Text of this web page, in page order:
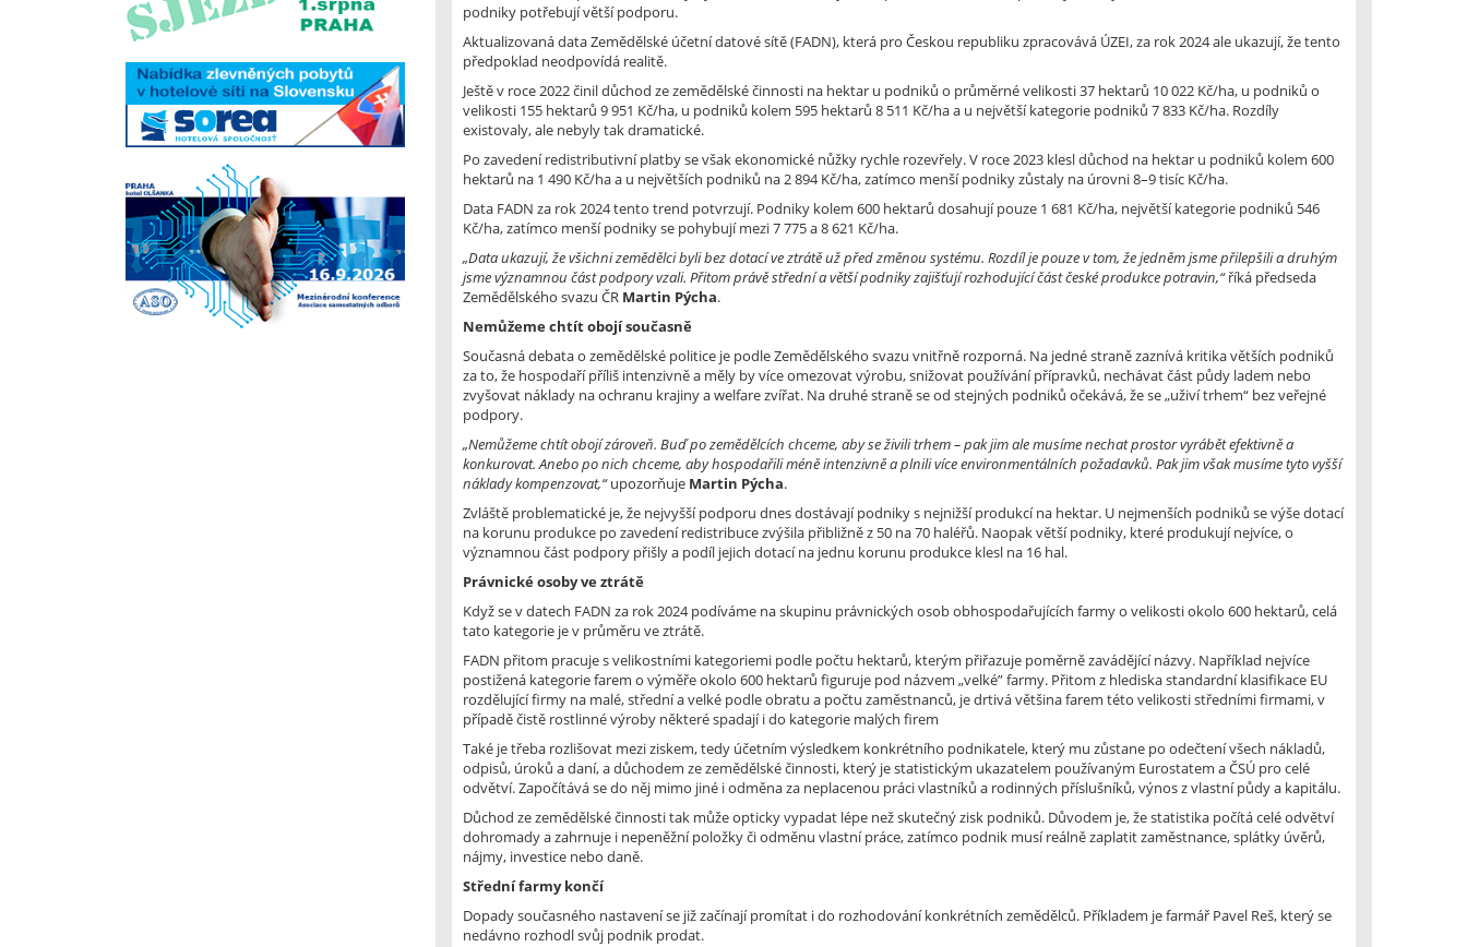
podniky potřebují větší podporu.
Aktualizovaná data Zemědělské účetní datové sítě (FADN), která pro Českou republiku zpracovává ÚZEI, za rok 2024 ale ukazují, že tento
předpoklad neodpovídá realitě.
Ještě v roce 2022 činil důchod ze zemědělské činnosti na hektar u podniků o průměrné velikosti 37 hektarů 10 022 Kč/ha, u podniků o
velikosti 155 hektarů 9 951 Kč/ha, u podniků kolem 595 hektarů 8 511 Kč/ha a u největší kategorie podniků 7 833 Kč/ha. Rozdíly
existovaly, ale nebyly tak dramatické.
Po zavedení redistributivní platby se však ekonomické nůžky rychle rozevřely. V roce 2023 klesl důchod na hektar u podniků kolem 600
hektarů na 1 490 Kč/ha a u největších podniků na 2 894 Kč/ha, zatímco menší podniky zůstaly na úrovni 8–9 tisíc Kč/ha.
Data FADN za rok 2024 tento trend potvrzují. Podniky kolem 600 hektarů dosahují pouze 1 681 Kč/ha, největší kategorie podniků 546
Kč/ha, zatímco menší podniky se pohybují mezi 7 775 a 8 621 Kč/ha.
„Data ukazují, že všichni zemědělci byli bez dotací ve ztrátě už před změnou systému. Rozdíl je pouze v tom, že jedněm jsme přilepšili a druhým
jsme významnou část podpory vzali. Přitom právě střední a větší podniky zajišťují rozhodující část české produkce potravin,“říká předseda
Zemědělského svazu ČR Martin Pýcha.
Nemůžeme chtít obojí současně
Současná debata o zemědělské politice je podle Zemědělského svazu vnitřně rozporná. Na jedné straně zaznívá kritika větších podniků
za to, že hospodaří příliš intenzivně a měly by více omezovat výrobu, snižovat používání přípravků, nechávat část půdy ladem nebo
zvyšovat náklady na ochranu krajiny a welfare zvířat. Na druhé straně se od stejných podniků očekává, že se „uživí trhem“ bez veřejné
podpory.
„Nemůžeme chtít obojí zároveň. Buď po zemědělcích chceme, aby se živili trhem – pak jim ale musíme nechat prostor vyrábět efektivně a
konkurovat. Anebo po nich chceme, aby hospodařili méně intenzivně a plnili více environmentálních požadavků. Pak jim však musíme tyto vyšší
náklady kompenzovat,“upozorňuje Martin Pýcha.
Zvláště problematické je, že nejvyšší podporu dnes dostávají podniky s nejnižší produkcí na hektar. U nejmenších podniků se výše dotací
na korunu produkce po zavedení redistribuce zvýšila přibližně z 50 na 70 haléřů. Naopak větší podniky, které produkují nejvíce, o
významnou část podpory přišly a podíl jejich dotací na jednu korunu produkce klesl na 16 hal.
Právnické osoby ve ztrátě
Když se v datech FADN za rok 2024 podíváme na skupinu právnických osob obhospodařujících farmy o velikosti okolo 600 hektarů, celá
tato kategorie je v průměru ve ztrátě.
FADN přitom pracuje s velikostními kategoriemi podle počtu hektarů, kterým přiřazuje poměrně zavádějící názvy. Například nejvíce
postižená kategorie farem o výměře okolo 600 hektarů figuruje pod názvem „velké” farmy. Přitom z hlediska standardní klasifikace EU
rozdělující firmy na malé, střední a velké podle obratu a počtu zaměstnanců, je drtivá většina farem této velikosti středními firmami, v
případě čistě rostlinné výroby některé spadají i do kategorie malých firem
Také je třeba rozlišovat mezi ziskem, tedy účetním výsledkem konkrétního podnikatele, který mu zůstane po odečtení všech nákladů,
odpisů, úroků a daní, a důchodem ze zemědělské činnosti, který je statistickým ukazatelem používaným Eurostatem a ČSÚ pro celé
odvětví. Započítává se do něj mimo jiné i odměna za neplacenou práci vlastníků a rodinných příslušníků, výnos z vlastní půdy a kapitálu.
Důchod ze zemědělské činnosti tak může opticky vypadat lépe než skutečný zisk podniků. Důvodem je, že statistika počítá celé odvětví
dohromady a zahrnuje i nepeněžní položky či odměnu vlastní práce, zatímco podnik musí reálně zaplatit zaměstnance, splátky úvěrů,
nájmy, investice nebo daně.
Střední farmy končí
Dopady současného nastavení se již začínají promítat i do rozhodování konkrétních zemědělců. Příkladem je farmář Pavel Reš, který se
nedávno rozhodl svůj podnik prodat.